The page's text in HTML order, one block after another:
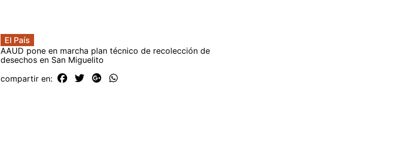
El País
AAUD pone en marcha plan técnico de recolección de
desechos en San Miguelito
compartir en: